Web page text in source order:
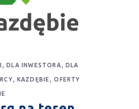
,DLA INWESTORA DLA
KAZDĘBIE ,OFERTY